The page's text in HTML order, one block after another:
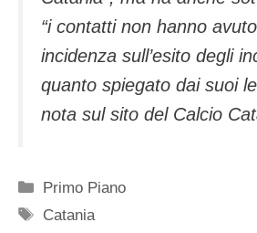
“i contatti non hanno
incidenza sull’esito degli
quanto spiegato dai suoi
nota sul sito del Calcio
Categorie
Primo Piano
Tag
Catania